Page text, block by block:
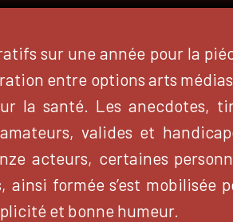
sur une année pour la
entre options arts
la santé. Les anecdotes,
valides et
acteurs, certaines
ainsi formée s’est mobilisée
et bonne humeur.